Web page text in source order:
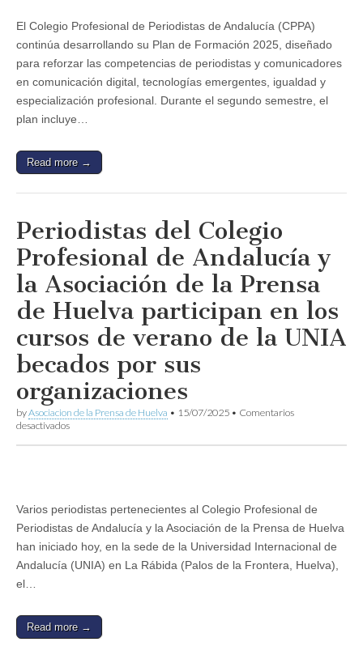
Andalucía
lanza
14
cursos
online
de
herramientas
digitales
y
igualitario
El Colegio Profesional de Periodistas de Andalucía (CPPA)
continúa desarrollando su Plan de Formación 2025, diseñado
para reforzar las competencias de periodistas y comunicadores
en comunicación digital, tecnologías emergentes, igualdad y
especialización profesional. Durante el segundo semestre, el
plan incluye…
Read more →
Periodistas del Colegio
Profesional de Andalucía y
la Asociación de la Prensa
de Huelva participan en los
cursos de verano de la UNIA
becados por sus
organizaciones
byAsociacion de la Prensa de Huelva • 15/07/2025 • Comentarios
desactivadosen
Andalucía
y
la
Asociación
de
la
participan
en
Varios periodistas pertenecientes al Colegio Profesional de
Periodistas de Andalucía y la Asociación de la Prensa de Huelva
han iniciado hoy, en la sede de la Universidad Internacional de
Andalucía (UNIA) en La Rábida (Palos de la Frontera, Huelva),
el…
Read more →